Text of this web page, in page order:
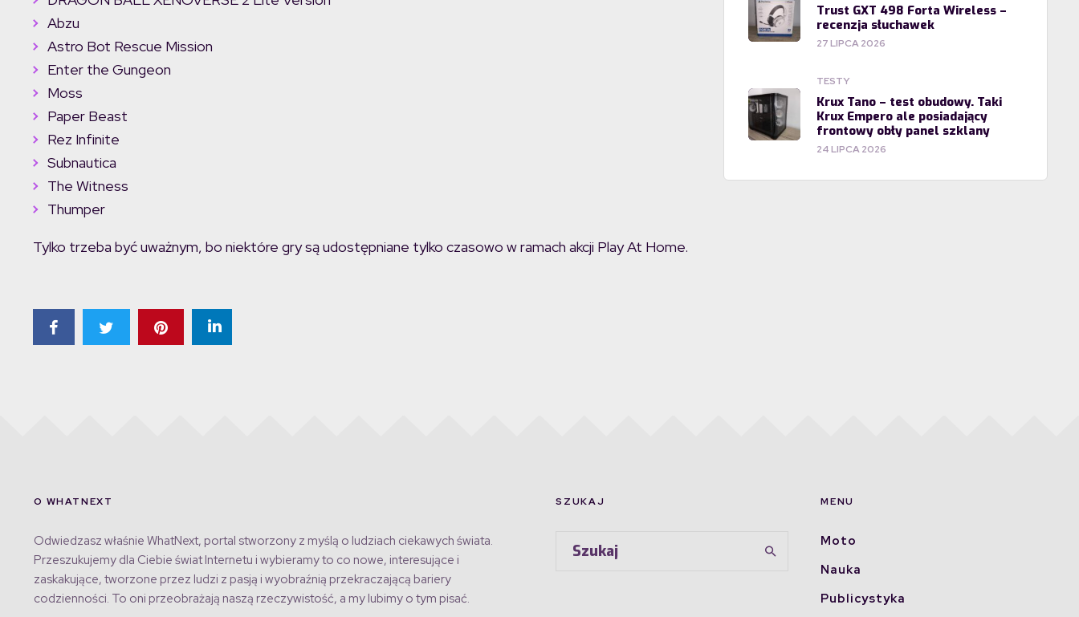
Abzu
Astro Bot Rescue Mission
Enter the Gungeon
Moss
Paper Beast
Rez Infinite
Subnautica
The Witness
Thumper
Tylko trzeba być uważnym, bo niektóre gry są udostępniane tylko czasowo w ramach akcji Play At Home.
Trust GXT 498 Forta Wireless –
recenzja słuchawek
27 LIPCA 2026
TESTY
Krux Tano – test obudowy. Taki
Krux Empero ale posiadający
frontowy obły panel szklany
24 LIPCA 2026
O WHATNEXT
Odwiedzasz właśnie WhatNext, portal stworzony z myślą o ludziach ciekawych świata.
Przeszukujemy dla Ciebie świat Internetu i wybieramy to co nowe, interesujące i
zaskakujące, tworzone przez ludzi z pasją i wyobraźnią przekraczającą bariery
codzienności. To oni przeobrażają naszą rzeczywistość, a my lubimy o tym pisać.
SZUKAJ MENU
Moto
Nauka
Publicystyka